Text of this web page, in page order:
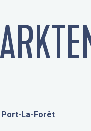
Port-La-Forêt